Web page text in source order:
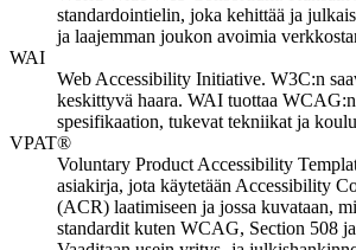
standardointielin, joka kehittää ja
ja laajemman joukon avoimia
WAI
Web Accessibility Initiative. W3C:n
keskittyvä haara. WAI tuottaa
spesifikaation, tukevat tekniikat ja
VPAT®
Voluntary Product Accessibility
asiakirja, jota käytetään Accessibility
(ACR) laatimiseen ja jossa kuvataan,
standardit kuten WCAG, Section 508